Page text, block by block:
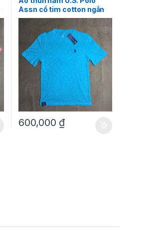
Assn cổ tim cotton ngắn
tay màu xanh size L hàng
mỹ chính hãng
600,000 ₫